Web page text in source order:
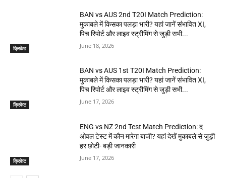
क्रिकेट
BAN vs AUS 2nd T20I Match Prediction:
मुकाबले में किसका पलड़ा भारी? यहां जानें संभावित XI,
पिच रिपोर्ट और लाइव स्ट्रीमिंग से जुड़ी सभी...
June 18, 2026
क्रिकेट
BAN vs AUS 1st T20I Match Prediction:
मुकाबले में किसका पलड़ा भारी? यहां जानें संभावित XI,
पिच रिपोर्ट और लाइव स्ट्रीमिंग से जुड़ी सभी...
June 17, 2026
क्रिकेट
ENG vs NZ 2nd Test Match Prediction: द
ओवल टेस्ट में कौन मारेगा बाजी? यहां देखें मुकाबले से जुड़ी
हर छोटी- बड़ी जानकारी
June 17, 2026